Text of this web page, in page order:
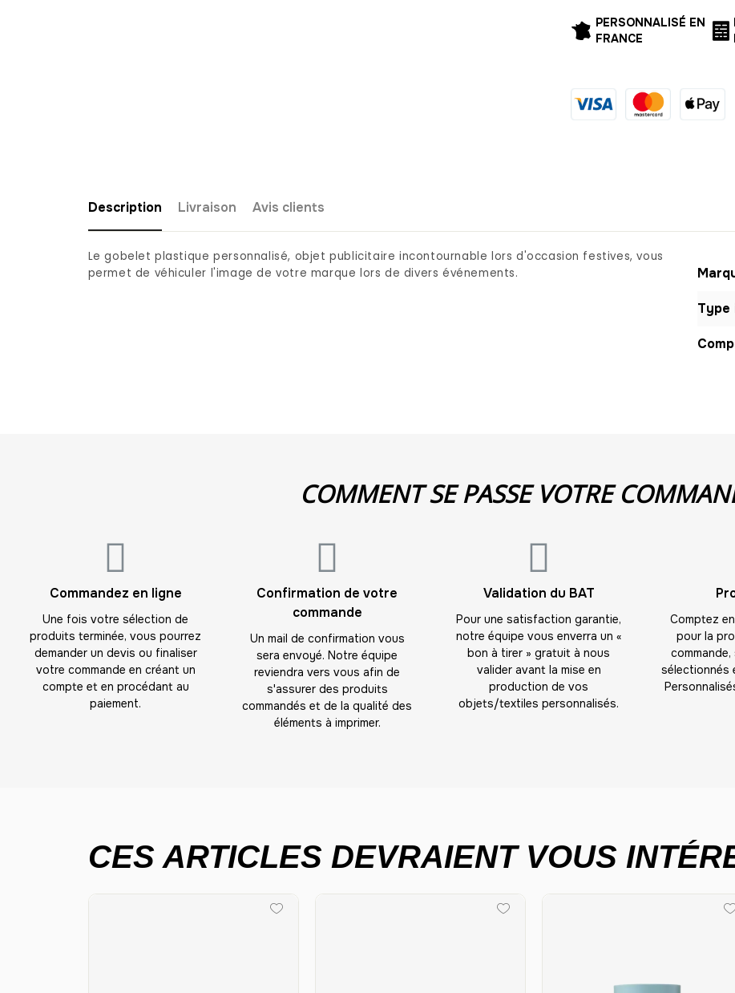
PERSONNALISÉ EN
FRANCE
Description Livraison Avis clients
Le gobelet plastique personnalisé, objet publicitaire incontournable lors d'occasion festives, vous
permet de véhiculer l'image de votre marque lors de divers événements.
Type
COMMENT SE PASSE VOTRE
Commandez en ligne
Une fois votre sélection de
produits terminée, vous pourrez
demander un devis ou finaliser
votre commande en créant un
compte et en procédant au
paiement.
Confirmation de votre
commande
Un mail de confirmation vous
sera envoyé. Notre équipe
reviendra vers vous afin de
s'assurer des produits
commandés et de la qualité des
éléments à imprimer.
Validation du BAT
Pour une satisfaction garantie,
notre équipe vous enverra un «
bon à tirer » gratuit à nous
valider avant la mise en
production de vos
objets/textiles personnalisés.
Comptez
pour la
sélectionnés
CES ARTICLES DEVRAIENT VOUS